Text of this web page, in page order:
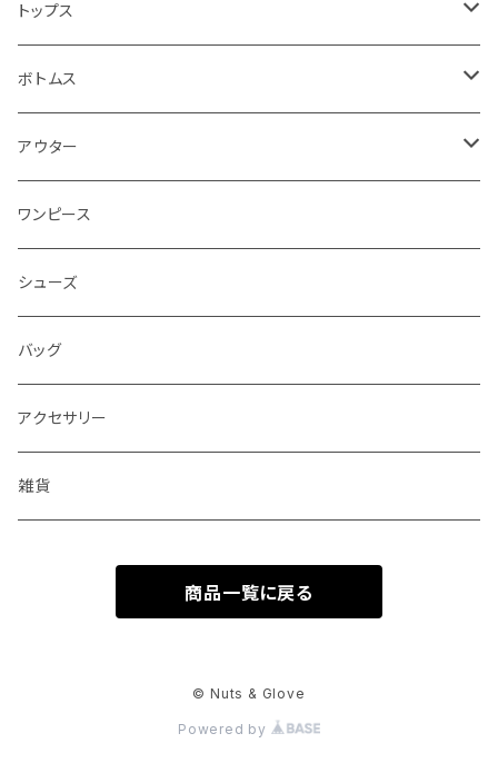
トップス
カットソー
ニット
ブラウス
ボトムス
スカート
パンツ
アウター
コート
ブルゾン
ベスト
ワンピース
シューズ
バッグ
アクセサリー
雑貨
商品一覧に戻る
© Nuts & Glove
Powered by